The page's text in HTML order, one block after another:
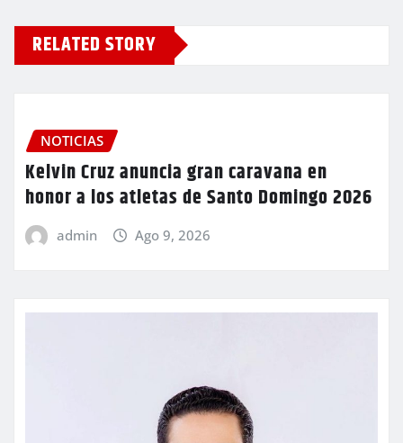
RELATED STORY
NOTICIAS
Kelvin Cruz anuncia gran caravana en
honor a los atletas de Santo Domingo 2026
admin Ago 9, 2026